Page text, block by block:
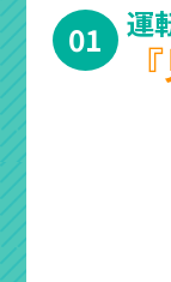
01 運